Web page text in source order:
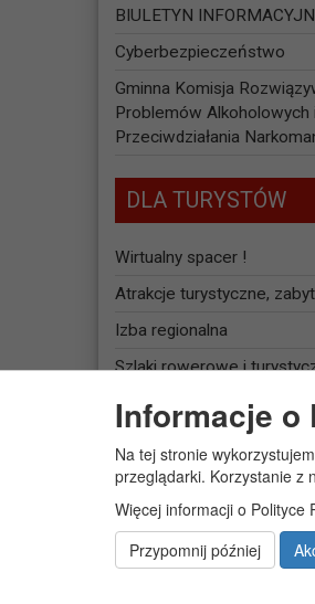
BIULETYN
Cyberbezpieczeństwo
Gminna Komisja
Problemów Alkoholowych i
Przeciwdziałania
DLA TURYSTÓW
Wirtualny spacer !
Atrakcje turystyczne,
Izba regionalna
Szlaki rowerowe i
Baza noclegowa
JEDNOSTKI
ORGANIZACYJNE
Żłobek Gminny
Informacje
Na tej stronie
przeglądarki. Korzystanie z
Więcej informacji o Polityce
Przypomnij później